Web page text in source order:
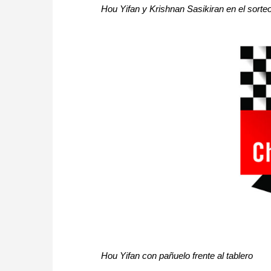
Hou Yifan y Krishnan Sasikiran en el
Hou Yifan con pañuelo frente al tablero